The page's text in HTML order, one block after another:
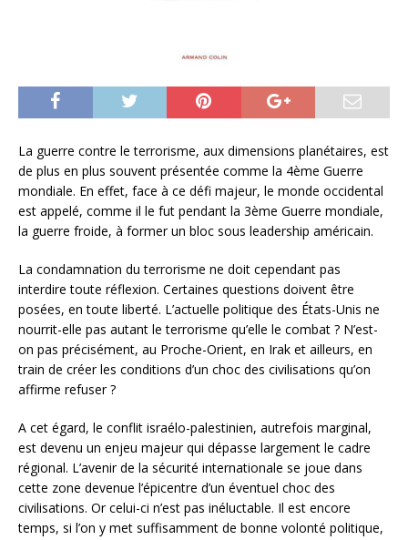
La guerre contre le terrorisme, aux dimensions planétaires, est
de plus en plus souvent présentée comme la 4ème Guerre
mondiale. En effet, face à ce défi majeur, le monde occidental
est appelé, comme il le fut pendant la 3ème Guerre mondiale,
la guerre froide, à former un bloc sous leadership américain.
La condamnation du terrorisme ne doit cependant pas
interdire toute réflexion. Certaines questions doivent être
posées, en toute liberté. L’actuelle politique des États-Unis ne
nourrit-elle pas autant le terrorisme qu’elle le combat ? N’est-
on pas précisément, au Proche-Orient, en Irak et ailleurs, en
train de créer les conditions d’un choc des civilisations qu’on
affirme refuser ?
A cet égard, le conflit israélo-palestinien, autrefois marginal,
est devenu un enjeu majeur qui dépasse largement le cadre
régional. L’avenir de la sécurité internationale se joue dans
cette zone devenue l’épicentre d’un éventuel choc des
civilisations. Or celui-ci n’est pas inéluctable. Il est encore
temps, si l’on y met suffisamment de bonne volonté politique,